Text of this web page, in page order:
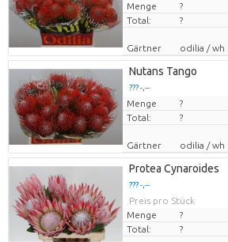
Preis pro Stück
Menge ?
Total:
?
Gärtner odilia / wh
Nutans Tango
??? -,--
Preis pro Stück
Menge ?
Total:
?
Gärtner odilia / wh
Protea Cynaroides
??? -,--
Preis pro Stück
Menge
?
Total:
?